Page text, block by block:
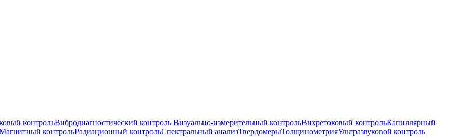
контрольВибродиагностический контроль Визуально-измерительный контрольВихретоковый контрольКапиллярный
контрольРадиационный контрольСпектральный анализТвердомерыТолщинометрияУльтразвуковой контроль